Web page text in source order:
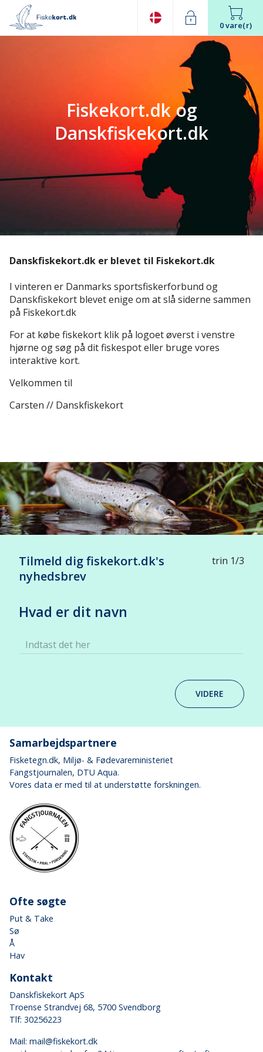
0 vare(r)
Fiskekort.dk og
Danskfiskekort.dk
Danskfiskekort.dk er blevet til Fiskekort.dk
I vinteren er Danmarks sportsfiskerforbund og
Danskfiskekort blevet enige om at slå siderne sammen
på Fiskekort.dk
For at købe fiskekort klik på logoet øverst i venstre
hjørne og søg på dit fiskespot eller bruge vores
interaktive kort.
Velkommen til
Carsten // Danskfiskekort
Tilmeld dig fiskekort.dk's
nyhedsbrev
trin 1/3
Hvad er dit navn
Indtast det her
VIDERE
Samarbejdspartnere
Fisketegn.dk, Miljø- & Fødevareministeriet
Fangstjournalen, DTU Aqua.
Vores data er med til at understøtte forskningen.
Ofte søgte
Put & Take
Sø
Å
Hav
Kontakt
Danskfiskekort ApS
Troense Strandvej 68, 5700 Svendborg
Tlf: 30256223
Mail: mail@fiskekort.dk